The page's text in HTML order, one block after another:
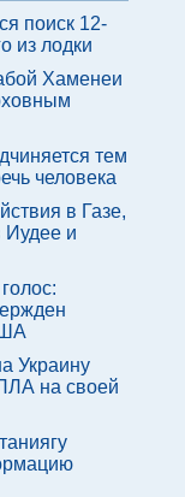
поиск 12-
из лодки
Хаменеи
тем
человека
в Газе,
Иудее и
Украину
на своей